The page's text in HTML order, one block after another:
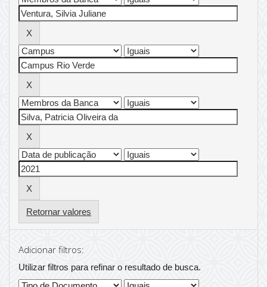
Retornar valores
Adicionar filtros:
Utilizar filtros para refinar o resultado de busca.